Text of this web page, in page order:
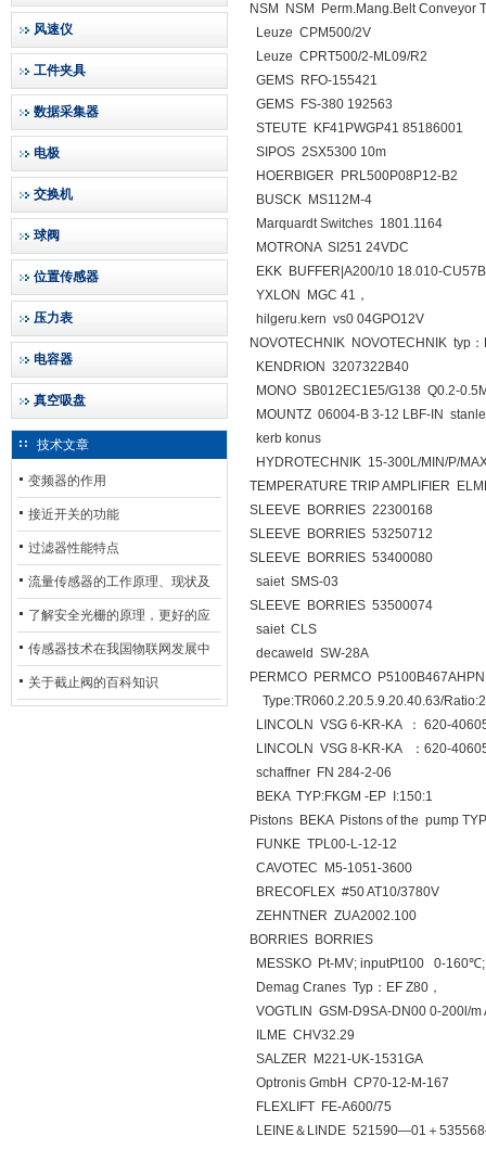
风速仪
工件夹具
数据采集器
电极
交换机
球阀
位置传感器
压力表
电容器
真空吸盘
技术文章
变频器的作用
接近开关的功能
过滤器性能特点
流量传感器的工作原理、现状及
其发展前景
了解安全光栅的原理，更好的应
用安全光栅
传感器技术在我国物联网发展中
的地位*
关于截止阀的百科知识
NSM NSM Perm.Mang.Belt Conveyor
Leuze CPM500/2V
Leuze CPRT500/2-ML09/R2
GEMS RFO-155421
GEMS FS-380 192563
STEUTE KF41PWGP41 85186001
SIPOS 2SX5300 10m
HOERBIGER PRL500P08P12-B2
BUSCK MS112M-4
Marquardt Switches 1801.1164
MOTRONA SI251 24VDC
EKK BUFFER|A200/10 18.010-CU57B
YXLON MGC 41，
hilgeru.kern vs0 04GPO12V
NOVOTECHNIK NOVOTECHNIK typ
KENDRION 3207322B40
MONO SB012EC1E5/G138 Q0.2-
MOUNTZ 06004-B 3-12 LBF-IN
kerb konus
HYDROTECHNIK 15-300L/MIN/P/
TEMPERATURE TRIP AMPLIFIER
SLEEVE BORRIES 22300168
SLEEVE BORRIES 53250712
SLEEVE BORRIES 53400080
saiet SMS-03
SLEEVE BORRIES 53500074
saiet CLS
decaweld SW-28A
PERMCO PERMCO
Type:TR060.2.20.5.9.20.40.63/
LINCOLN VSG 6-KR-KA ： 620-
LINCOLN VSG 8-KR-KA ：620-
schaffner FN 284-2-06
BEKA TYP:FKGM -EP I:150:1
Pistons BEKA Pistons of the pump
FUNKE TPL00-L-12-12
CAVOTEC M5-1051-3600
BRECOFLEX #50 AT10/3780V
ZEHNTNER ZUA2002.100
BORRIES BORRIES
MESSKO Pt-MV; inputPt100 0-160℃;
Demag Cranes Typ：EF Z80，
VOGTLIN GSM-D9SA-DN00 0-200l/m
ILME CHV32.29
SALZER M221-UK-1531GA
Optronis GmbH CP70-12-M-167
FLEXLIFT FE-A600/75
LEINE＆LINDE 521590—01＋